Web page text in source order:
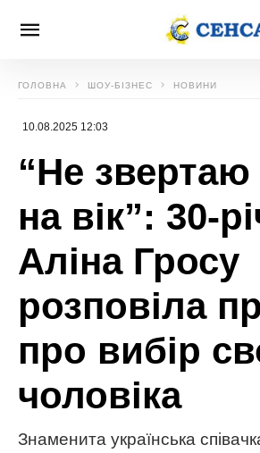
ГОЛОВНА ШОУ-БІЗНЕС НОВИНИ
10.08.2025 12:03
“Не звертаю
на вік”: 30-
Аліна Гросу
розповіла
про вибір
чоловіка
Знаменита українська